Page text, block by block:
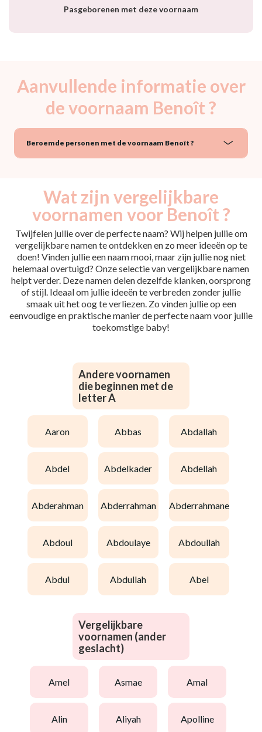
Pasgeborenen met deze voornaam
Aanvullende informatie over
de voornaam Benoît ?
Beroemde personen met de voornaam Benoît ?
Wat zijn vergelijkbare
voornamen voor Benoît ?
Twijfelen jullie over de perfecte naam? Wij helpen jullie om
vergelijkbare namen te ontdekken en zo meer ideeën op te
doen! Vinden jullie een naam mooi, maar zijn jullie nog niet
helemaal overtuigd? Onze selectie van vergelijkbare namen
helpt verder. Deze namen delen dezelfde klanken, oorsprong
of stijl. Ideaal om jullie ideeën te verbreden zonder jullie
smaak uit het oog te verliezen. Zo vinden jullie op een
eenvoudige en praktische manier de perfecte naam voor jullie
toekomstige baby!
Andere voornamen
die beginnen met de
letter A
aaron abbas abdallah
abdel abdelkader abdellah
abderahman abderrahman abderrahmane
abdoul abdoulaye abdoullah
abdul abdullah abel
Vergelijkbare
voornamen (ander
geslacht)
amel asmae amal
alin aliyah apolline